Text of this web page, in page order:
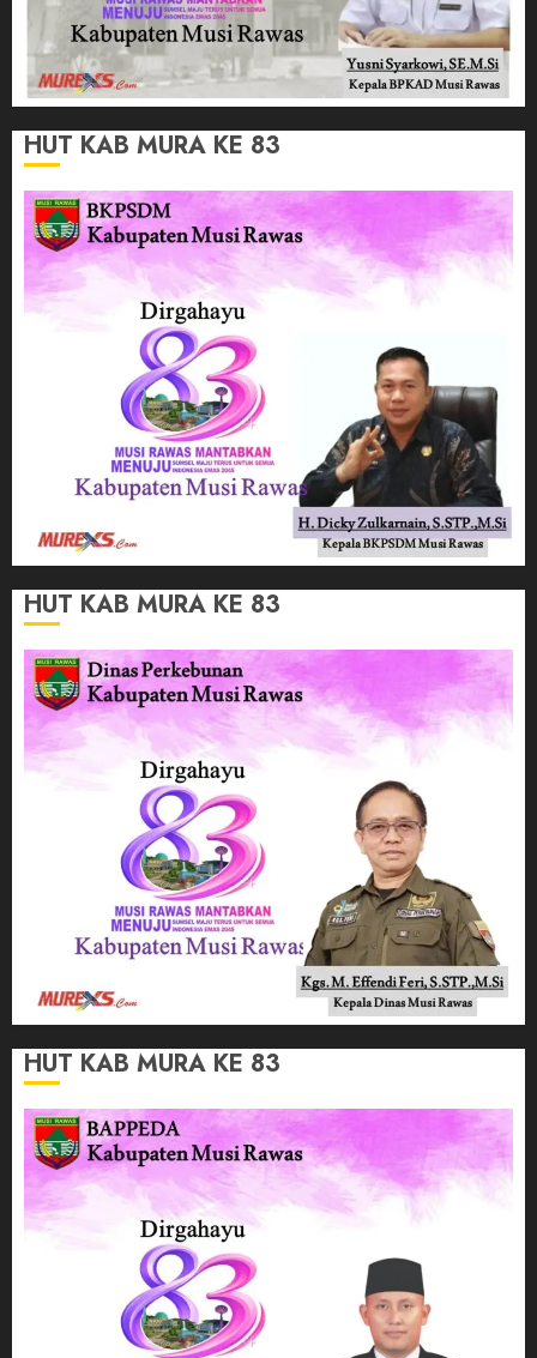
HUT KAB MURA KE 83
HUT KAB MURA KE 83
HUT KAB MURA KE 83